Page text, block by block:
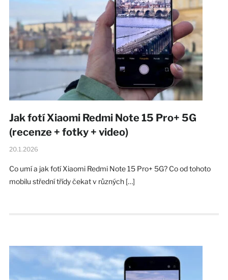
Jak fotí Xiaomi Redmi Note 15 Pro+ 5G
(recenze + fotky + video)
20.1.2026
Co umí a jak fotí Xiaomi Redmi Note 15 Pro+ 5G? Co od tohoto
mobilu střední třídy čekat v různých […]